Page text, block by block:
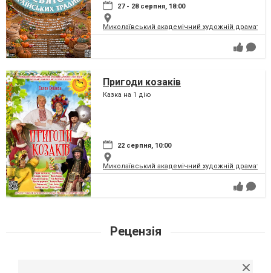
27 - 28 серпня, 18:00
Миколаївський академічний художній
Пригоди козаків
Казка на 1 дію
22 серпня, 10:00
Миколаївський академічний художній
Рецензія